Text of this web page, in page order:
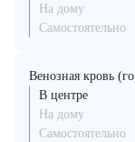
На дому
Самостоятельно
Венозная кровь
В центре
На дому
Самостоятельно